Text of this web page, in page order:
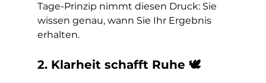
Tage-Prinzip nimmt diesen Druck: Sie
wissen genau, wann Sie Ihr Ergebnis
erhalten.
2. Klarheit schafft Ruhe 🕊️